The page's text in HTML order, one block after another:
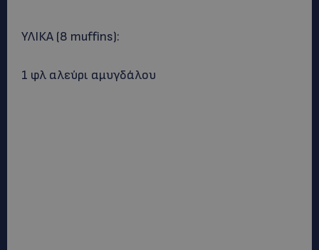
ΥΛΙΚΑ (8 muffins):
1 φλ αλεύρι αμυγδάλου